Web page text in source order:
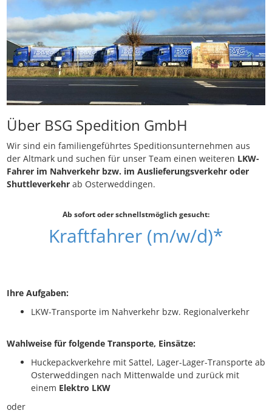
Über BSG Spedition GmbH
Wir sind ein familiengeführtes Speditionsunternehmen aus
der Altmark und suchen für unser Team einen weiteren LKW-
Fahrer im Nahverkehr bzw. im Auslieferungsverkehr oder
Shuttleverkehr ab Osterweddingen.
Ab sofort oder schnellstmöglich gesucht:
Kraftfahrer (m/w/d)*
Ihre Aufgaben:
LKW-Transporte im Nahverkehr bzw. Regionalverkehr
Wahlweise für folgende Transporte, Einsätze:
Huckepackverkehre mit Sattel, Lager-Lager-Transporte ab
Osterweddingen nach Mittenwalde und zurück mit
einem Elektro LKW
oder